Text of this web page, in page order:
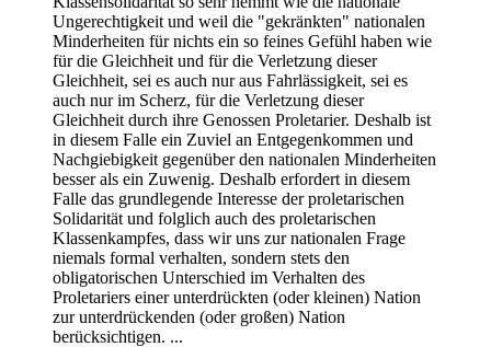
Ungerechtigkeit und weil die "gekränkten" nationalen
Minderheiten für nichts ein so feines Gefühl haben wie
für die Gleichheit und für die Verletzung dieser
Gleichheit, sei es auch nur aus Fahrlässigkeit, sei es
auch nur im Scherz, für die Verletzung dieser
Gleichheit durch ihre Genossen Proletarier. Deshalb ist
in diesem Falle ein Zuviel an Entgegenkommen und
Nachgiebigkeit gegenüber den nationalen Minderheiten
besser als ein Zuwenig. Deshalb erfordert in diesem
Falle das grundlegende Interesse der proletarischen
Solidarität und folglich auch des proletarischen
Klassenkampfes, dass wir uns zur nationalen Frage
niemals formal verhalten, sondern stets den
obligatorischen Unterschied im Verhalten des
Proletariers einer unterdrückten (oder kleinen) Nation
zur unterdrückenden (oder großen) Nation
berücksichtigen. ...